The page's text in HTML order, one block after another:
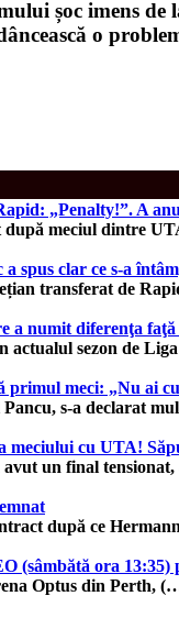
șoc imens
o
„Penalty!”. A
după meciul dintre
spus clar ce s-a
transferat de
a numit diferenţa faţă
actualul sezon de
primul meci: „Nu ai
s-a declarat
meciului cu UTA!
un final
după ce
(sâmbătă ora
Optus din Perth,